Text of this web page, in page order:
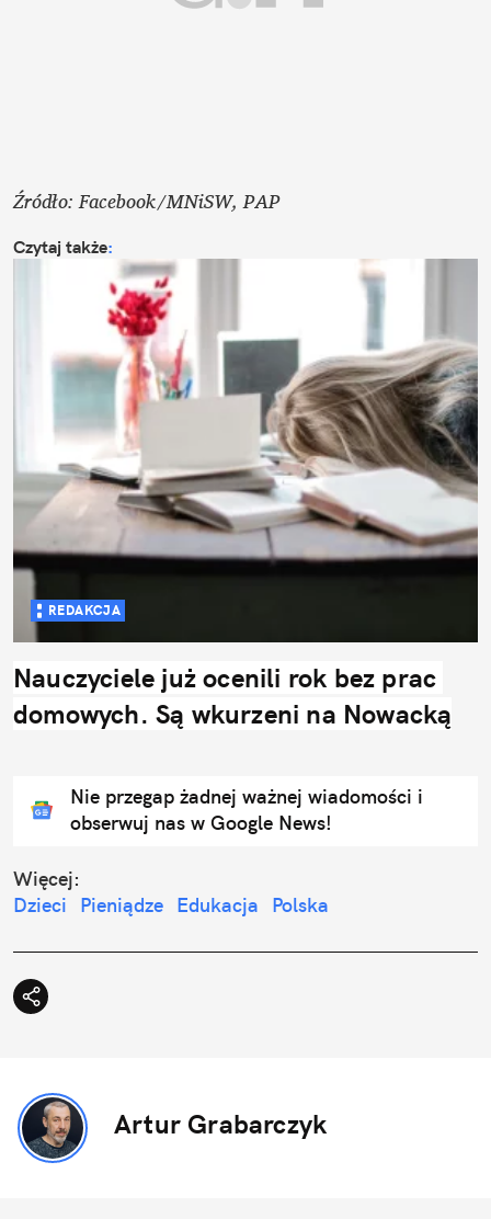
Źródło: Facebook/MNiSW, PAP
Czytaj także:
REDAKCJA
Nauczyciele już ocenili rok bez prac
domowych. Są wkurzeni na Nowacką
Nie przegap żadnej ważnej wiadomości i
obserwuj nas w Google News!
Więcej:
Dzieci
Pieniądze Edukacja Polska
Artur Grabarczyk